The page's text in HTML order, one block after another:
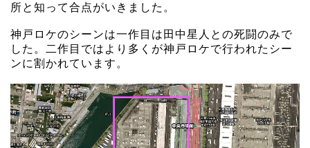
所と知って合点がいきました。
神戸ロケのシーンは一作目は田中星人との死闘のみで
した。二作目ではより多くが神戸ロケで行われたシー
ンに割かれています。